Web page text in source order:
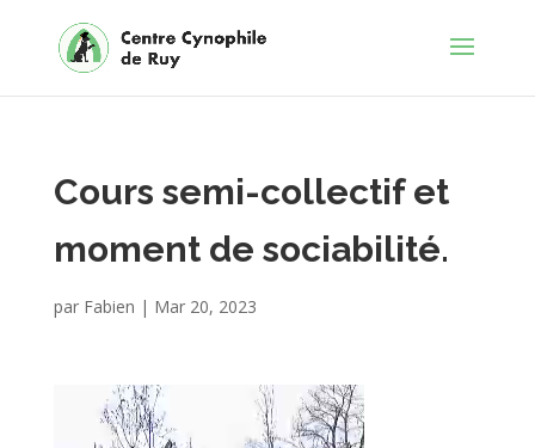
Cours semi-collectif et
moment de sociabilité.
par Fabien | Mar 20, 2023
Lecteur
vidéo